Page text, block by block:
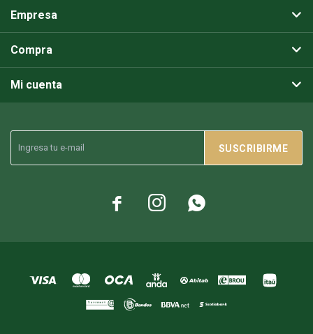
SUSCRIBIRME
  
Empresa
Compra
Mi cuenta